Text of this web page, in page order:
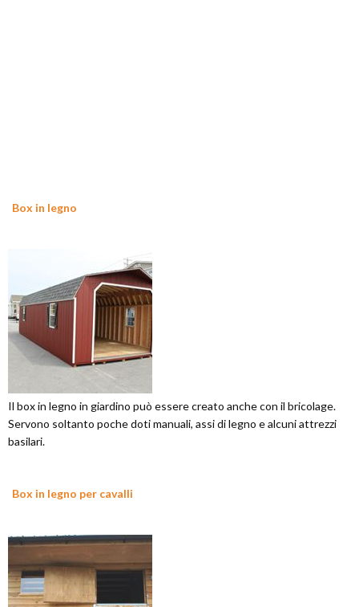
Box in legno
Il box in legno in giardino può essere creato anche con il bricolage.
Servono soltanto poche doti manuali, assi di legno e alcuni attrezzi
basilari.
Box in legno per cavalli